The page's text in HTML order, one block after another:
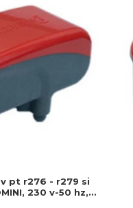
pt r276 - r279 si
230 v-50 hz,